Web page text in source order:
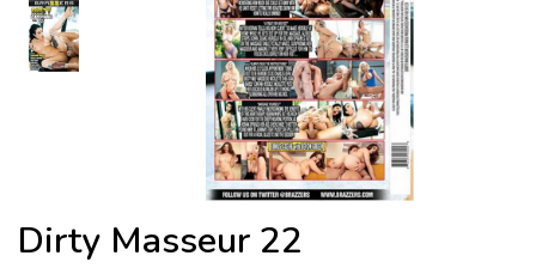
Dirty Masseur 22